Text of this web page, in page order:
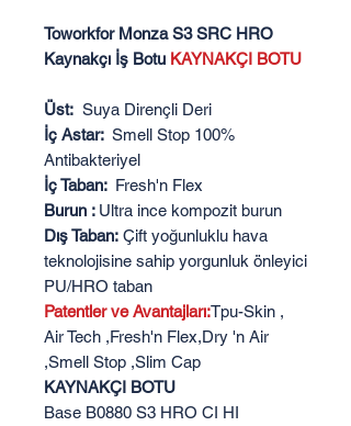
Toworkfor Monza S3 SRC HRO
Kaynakçı İş Botu KAYNAKÇI BOTU
Üst: Suya Dirençli Deri
İç Astar: Smell Stop 100%
Antibakteriyel
İç Taban: Fresh'n Flex
Burun : Ultra ince kompozit burun
Dış Taban: Çift yoğunluklu hava
teknolojisine sahip yorgunluk önleyici
PU/HRO taban
Patentler ve Avantajları:Tpu-Skin ,
Air Tech ,Fresh'n Flex,Dry 'n Air
,Smell Stop ,Slim Cap
KAYNAKÇI BOTU
Base B0880 S3 HRO CI HI